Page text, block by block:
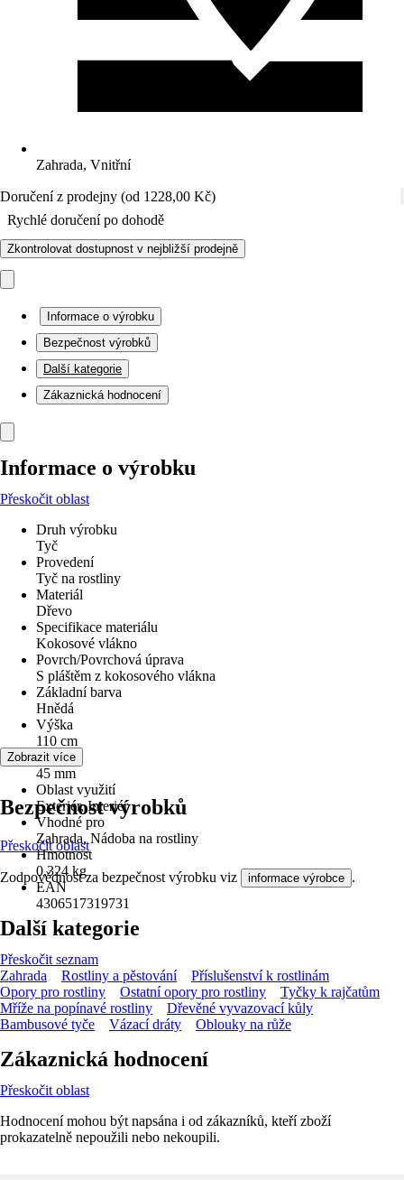
Zahrada, Vnitřní
Doručení z prodejny (od 1228,00 Kč)
Rychlé doručení po dohodě
Zkontrolovat dostupnost v nejbližší prodejně
Informace o výrobku
Bezpečnost výrobků
Další kategorie
Zákaznická hodnocení
Informace o výrobku
Přeskočit oblast
Druh výrobku
Tyč
Provedení
Tyč na rostliny
Materiál
Dřevo
Specifikace materiálu
Kokosové vlákno
Povrch/Povrchová úprava
S pláštěm z kokosového vlákna
Základní barva
Hnědá
Výška
110 cm
Průměr
45 mm
Oblast využití
Exteriér, Interiér
Vhodné pro
Zahrada, Nádoba na rostliny
Hmotnost
0,324 kg
EAN
4306517319731
Zobrazit více
Bezpečnost výrobků
Přeskočit oblast
Zodpovědnost za bezpečnost výrobku viz informace výrobce .
Další kategorie
Přeskočit seznam
Zahrada
Rostliny a pěstování
Příslušenství k rostlinám
Opory pro rostliny
Ostatní opory pro rostliny
Tyčky k rajčatům
Mříže na popínavé rostliny
Dřevěné vyvazovací kůly
Bambusové tyče
Vázací dráty Oblouky na růže
Zákaznická hodnocení
Přeskočit oblast
Hodnocení mohou být napsána i od zákazníků, kteří zboží
prokazatelně nepoužili nebo nekoupili.